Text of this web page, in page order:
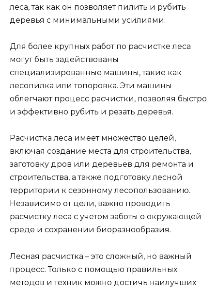
леса, так как он позволяет пилить и рубить
деревья с минимальными усилиями.
Для более крупных работ по расчистке леса
могут быть задействованы
специализированные машины, такие как
лесопилка или топоровка. Эти машины
облегчают процесс расчистки, позволяя быстро
и эффективно рубить и резать деревья.
Расчистка леса имеет множество целей,
включая создание места для строительства,
заготовку дров или деревьев для ремонта и
строительства, а также подготовку лесной
территории к сезонному лесопользованию.
Независимо от цели, важно проводить
расчистку леса с учетом заботы о окружающей
среде и сохранении биоразнообразия.
Лесная расчистка – это сложный, но важный
процесс. Только с помощью правильных
методов и техник можно достичь наилучших